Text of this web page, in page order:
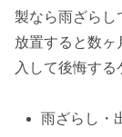
製なら雨ざらし
放置すると数ヶ
入して後悔する
雨ざらし・